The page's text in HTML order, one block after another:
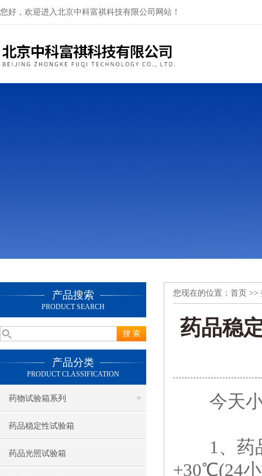
您好，欢迎进入北京中科富祺科技有限公司网站！
产品搜索
PRODUCT SEARCH
产品分类
PRODUCT CLASSIFICATION
药物试验箱系列
药品稳定性试验箱
药品光照试验箱
您现在的位置： 首页 >>
药品稳
今天小
1、药品
+30℃(24